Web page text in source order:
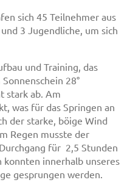
sich 45 Teilnehmer aus
3 Jugendliche, um sich
und Training, das
28°
stark ab. Am
was für das Springen an
der starke, böige Wind
Regen musste der
für 2,5 Stunden
konnten innerhalb unseres
gesprungen werden.